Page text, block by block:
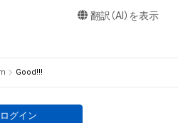
」の範囲を超えた行為、知的財産
ん。
翻訳（AI）を表示
Good!!!
ログイン